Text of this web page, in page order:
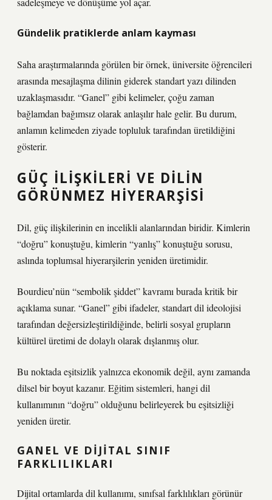
Gündelik pratiklerde anlam kayması
Saha araştırmalarında görülen bir örnek, üniversite öğrencileri
arasında mesajlaşma dilinin giderek standart yazı dilinden
uzaklaşmasıdır. “Ganel” gibi kelimeler, çoğu zaman
bağlamdan bağımsız olarak anlaşılır hale gelir. Bu durum,
anlamın kelimeden ziyade topluluk tarafından üretildiğini
gösterir.
GÜÇ ILIŞKILERI VE DILIN
GÖRÜNMEZ HIYERARŞISI
Dil, güç ilişkilerinin en incelikli alanlarından biridir. Kimlerin
“doğru” konuştuğu, kimlerin “yanlış” konuştuğu sorusu,
aslında toplumsal hiyerarşilerin yeniden üretimidir.
Bourdieu’nün “sembolik şiddet” kavramı burada kritik bir
açıklama sunar. “Ganel” gibi ifadeler, standart dil ideolojisi
tarafından değersizleştirildiğinde, belirli sosyal grupların
kültürel üretimi de dolaylı olarak dışlanmış olur.
Bu noktada eşitsizlikyalnızca ekonomik değil, aynı zamanda
dilsel bir boyut kazanır. Eğitim sistemleri, hangi dil
kullanımının “doğru” olduğunu belirleyerek bu eşitsizliği
yeniden üretir.
GANEL VE DIJITAL SINIF
FARKLILIKLARI
Dijital ortamlarda dil kullanımı, sınıfsal farklılıkları görünür